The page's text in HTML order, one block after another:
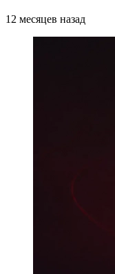
12 месяцев назад